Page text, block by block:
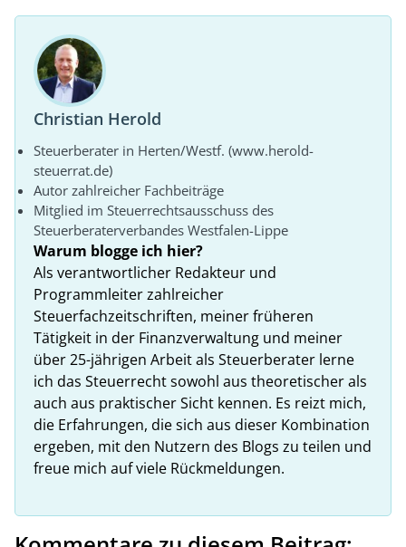
Christian Herold
Steuerberater in Herten/Westf. (www.herold-
steuerrat.de)
Autor zahlreicher Fachbeiträge
Mitglied im Steuerrechtsausschuss des
Steuerberaterverbandes Westfalen-Lippe
Warum blogge ich hier?
Als verantwortlicher Redakteur und
Programmleiter zahlreicher
Steuerfachzeitschriften, meiner früheren
Tätigkeit in der Finanzverwaltung und meiner
über 25-jährigen Arbeit als Steuerberater lerne
ich das Steuerrecht sowohl aus theoretischer als
auch aus praktischer Sicht kennen. Es reizt mich,
die Erfahrungen, die sich aus dieser Kombination
ergeben, mit den Nutzern des Blogs zu teilen und
freue mich auf viele Rückmeldungen.